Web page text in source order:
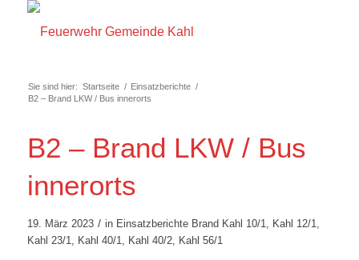
Sie sind hier: Startseite / Einsatzberichte /
B2 – Brand LKW / Bus innerorts
B2 – Brand LKW / Bus
innerorts
19. März 2023 / in Einsatzberichte Brand Kahl 10/1, Kahl 12/1,
Kahl 23/1, Kahl 40/1, Kahl 40/2, Kahl 56/1